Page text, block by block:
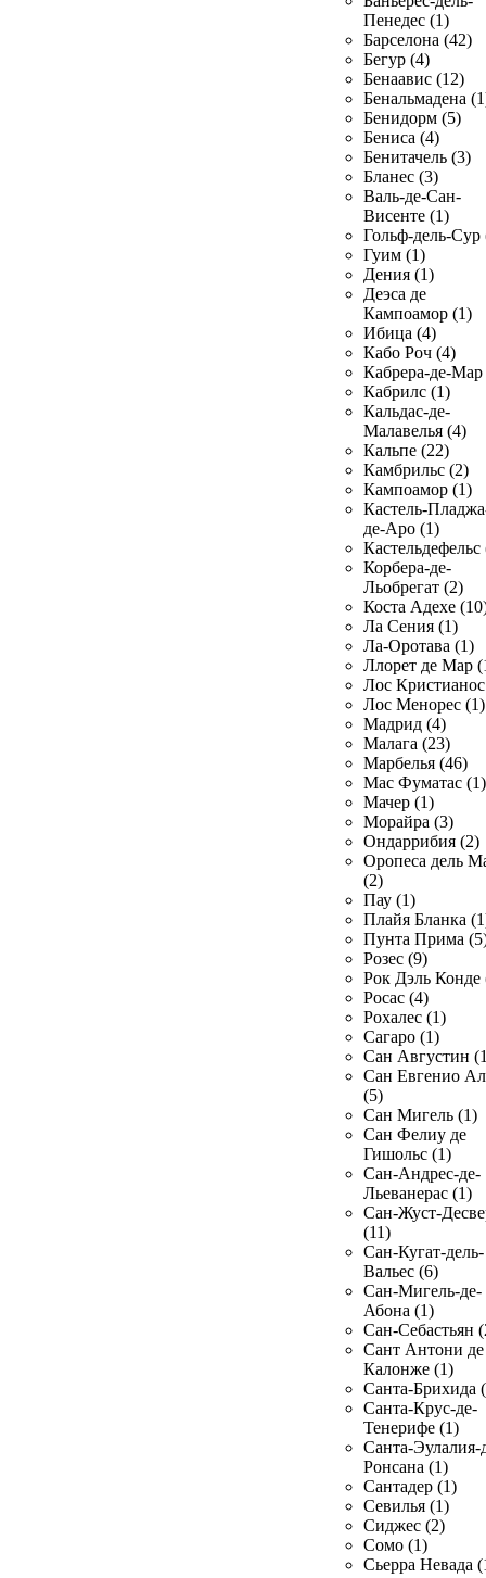
Пенедес (1)
Барселона (42)
Бегур (4)
Бенаавис (12)
Бенальмадена
Бенидорм (5)
Бениса (4)
Бенитачель (3)
Бланес (3)
Валь-де-Сан-
Висенте (1)
Гольф-дель-Сур
Гуим (1)
Дения (1)
Деэса де
Кампоамор (1)
Ибица (4)
Кабо Роч (4)
Кабрера-де-Мар
Кабрилс (1)
Кальдас-де-
Малавелья (4)
Кальпе (22)
Камбрильс (2)
Кампоамор (1)
Кастель-
де-Аро (1)
Кастельдефельс
Корбера-де-
Льобрегат (2)
Коста Адехе
Ла Сения (1)
Ла-Оротава (1)
Ллорет де Мар
Лос
Лос Менорес (1)
Мадрид (4)
Малага (23)
Марбелья (46)
Мас Фуматас (1)
Мачер (1)
Морайра (3)
Ондаррибия (2)
Оропеса дель
(2)
Пау (1)
Плайя Бланка
Пунта Прима
Розес (9)
Рок Дэль Конде
Росас (4)
Рохалес (1)
Сагаро (1)
Сан Августин
Сан Евгенио
(5)
Сан Мигель (1)
Сан Фелиу де
Гишольс (1)
Сан-Андрес-де-
Льеванерас (1)
Сан-Жуст-
(11)
Сан-Кугат-дель-
Вальес (6)
Сан-Мигель-де-
Абона (1)
Сан-Себастьян
Сант Антони де
Калонже (1)
Санта-Брихида
Санта-Крус-де-
Тенерифе (1)
Санта-Эулалия-
Ронсана (1)
Сантадер (1)
Севилья (1)
Сиджес (2)
Сомо (1)
Сьерра Невада